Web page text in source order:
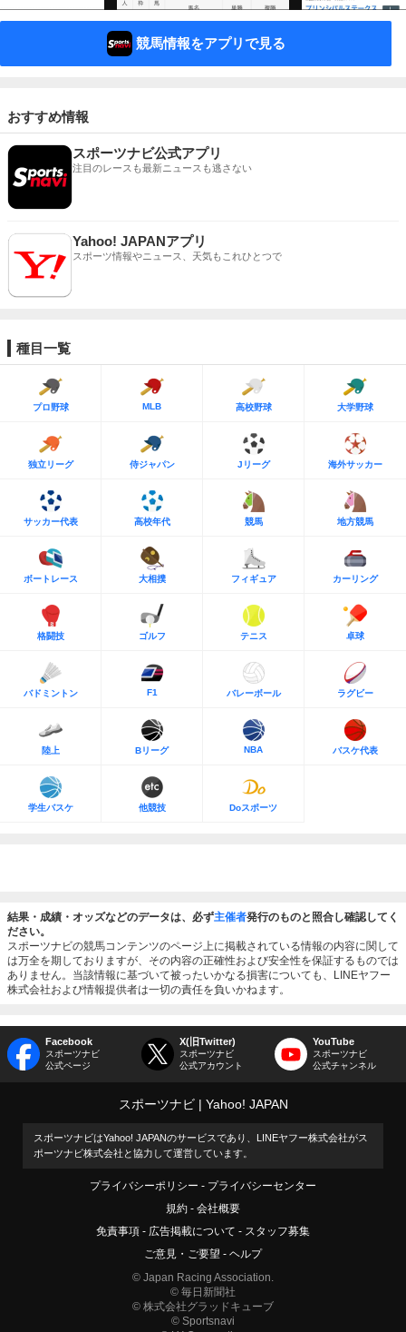
競馬情報をアプリで見る
おすすめ情報
スポーツナビ公式アプリ
注目のレースも最新ニュースも逃さない
Yahoo! JAPANアプリ
スポーツ情報やニュース、天気もこれひとつで
種目一覧
プロ野球 MLB 高校野球 大学野球
独立リーグ 侍ジャパン Jリーグ 海外サッカー
サッカー代表 高校年代 競馬 地方競馬
ボートレース 大相撲 フィギュア カーリング
格闘技 ゴルフ テニス 卓球
バドミントン F1 バレーボール ラグビー
陸上 Bリーグ NBA バスケ代表
学生バスケ 他競技 Doスポーツ
結果・成績・オッズなどのデータは、必ず主催者発行のものと照合し確認してく
ださい。
スポーツナビの競馬コンテンツのページ上に掲載されている情報の内容に関して
は万全を期しておりますが、その内容の正確性および安全性を保証するものでは
ありません。当該情報に基づいて被ったいかなる損害についても、LINEヤフー
株式会社および情報提供者は一切の責任を負いかねます。
Facebook
スポーツナビ
公式ページ
X(旧Twitter)
スポーツナビ
公式アカウント
YouTube
スポーツナビ
公式チャンネル
スポーツナビ Yahoo! JAPAN
スポーツナビはYahoo! JAPANのサービスであり、LINEヤフー株式会社がス
ポーツナビ株式会社と協力して運営しています。
プライバシーポリシー
プライバシーセンター
規約
会社概要
免責事項
広告掲載について
スタッフ募集
ご意見・ご要望
ヘルプ
© Japan Racing Association.
© 毎日新聞社
© 株式会社グラッドキューブ
© Sportsnavi